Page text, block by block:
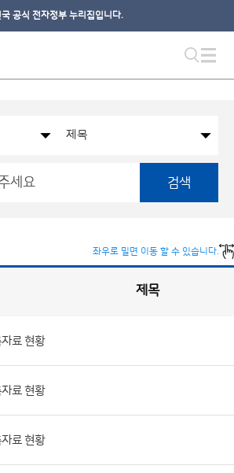
공식 전자정부 누리집입니다.
검색
좌우로 밀면 이동 할 수 있습니다.
제목
료 현황
료 현황
료 현황